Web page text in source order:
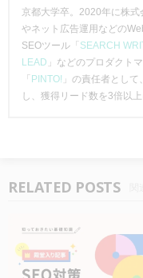
京都大学卒。2020年に株
やネット広告運用などの
SEOツール「 SEARCH
LEAD 」などのプロダクト
「 PINTO! 」の責任者とし
し、獲得リード数を3倍以
RELATED POSTS